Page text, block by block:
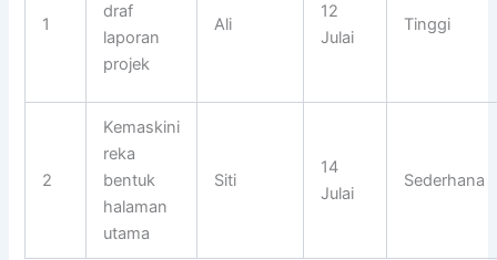
1
draf
laporan
projek
Ali
12
Julai
Tinggi
2
Kemaskini
reka
bentuk
halaman
utama
Siti
14
Julai
Sederhana